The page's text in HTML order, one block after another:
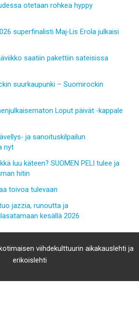
otetaan rohkea hyppy
superfinalisti Maj-Lis Erola julkaisi
saatiin pakettiin sateisissa
suurkaupunki – Suomirockin
Loput päivät -kappale
ja sanoituskilpailun
nyt
luu käteen? SUOMEN PELI tulee ja
hitin
toivoa tulevaan
jazzia, runoutta ja
kesällä 2026
viihdekulttuurin aikakauslehti ja
erikoislehti